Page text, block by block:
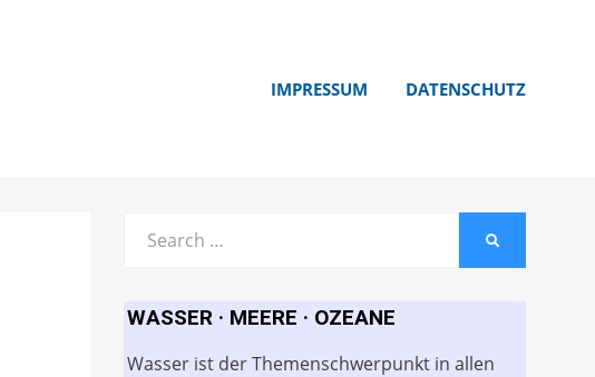
IMPRESSUM DATENSCHUTZ
WASSER · MEERE · OZEANE
Wasser ist der Themenschwerpunkt in allen